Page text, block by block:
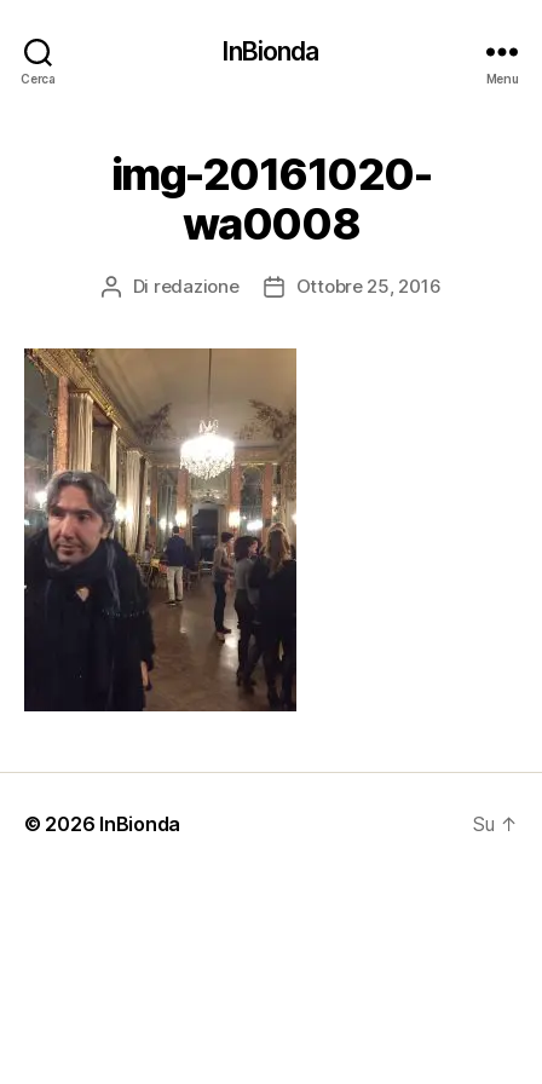
Cerca
InBionda
Menu
img-20161020-
wa0008
Autore
Di redazione
DataOttobre 25, 2016
© 2026 InBionda Su ↑